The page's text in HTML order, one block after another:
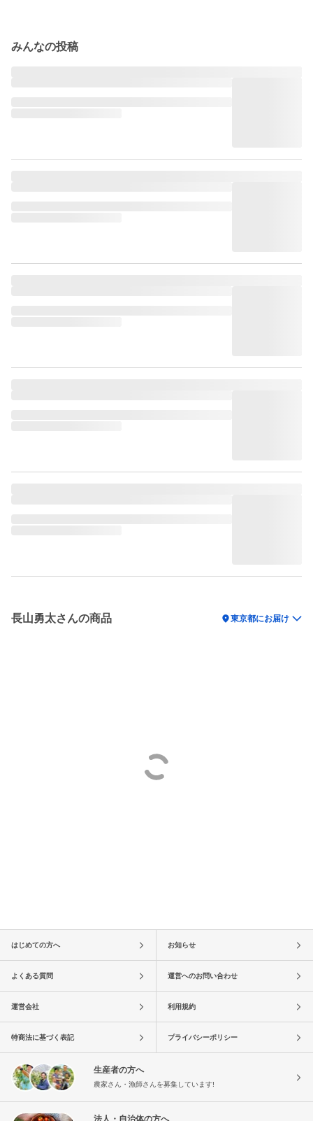
みんなの投稿
長山勇太さんの商品 location_on東京都にお届け
はじめての方へ お知らせ
よくある質問 運営へのお問い合わせ
運営会社 利用規約
特商法に基づく表記 プライバシーポリシー
生産者の方へ
農家さん・漁師さんを募集しています!
法人・自治体の方へ